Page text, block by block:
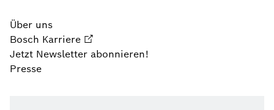
Über uns
Bosch Karriere
Jetzt Newsletter abonnieren!
Presse